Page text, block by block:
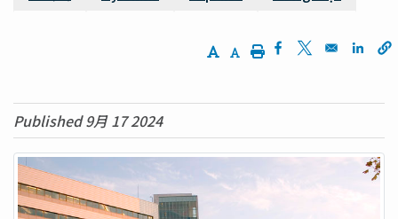
Increase Text Size
Decrease Text Size
PrintOpens in a new
Opens in a
Published 9月 17 2024